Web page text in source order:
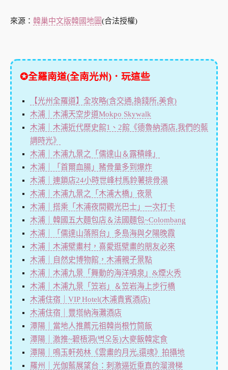
來源： 韓巢中文版韓國地圖(合法授權)
✪全羅南道(全南光州)．玩這些
【光州全羅道】全攻略(含交通,換錢所,美食)
木浦｜木浦天空步道Mokpo Skywalk
木浦｜木浦近代歷史館1、2館《德魯納酒店,我們的藍
調時光》
木浦｜木浦九景之「儒達山＆露積峰」
木浦｜「首爾血腸」豬骨量多到爆炸
木浦｜連鎖店24小時世峰村馬鈴薯排骨湯
木浦｜木浦九景之「木浦大橋」夜景
木浦｜搭乘「木浦夜間觀光巴士」一次打卡
木浦｜韓國五大麵包店＆法國麵包~Colombang
木浦｜「儒達山落照台」多島海與夕陽晚霞
木浦｜木浦壁畫村，喜愛逛壁畫的朋友必來
木浦｜自然史博物館，木浦親子景點
木浦｜木浦九景「舞動的海洋噴泉」&煙火秀
木浦｜木浦九景「笠岩」＆笠岩海上步行橋
木浦住宿｜VIP Hotel(木浦貴賓酒店)
木浦住宿｜豐塔納海灘酒店
潭陽｜當地人推薦元祖韓尚根竹筒飯
潭陽｜激推~碧梧洞(벽오동)大麥飯韓定食
潭陽｜鳴玉軒苑林《雲畫的月光,還魂》拍攝地
羅州｜光伽藍展望台：刺激逼近垂直的溜滑梯